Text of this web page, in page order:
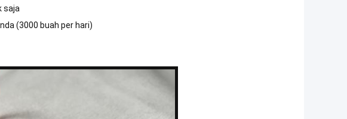
saja
(3000 buah per hari)